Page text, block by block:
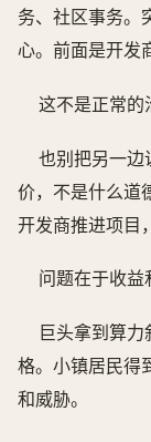
务、社区事务。
心。前面是开发
这不是正常的
也别把另一边
价，不是什么道
开发商推进项目
问题在于收益
巨头拿到算
格。小镇居民得
和威胁。